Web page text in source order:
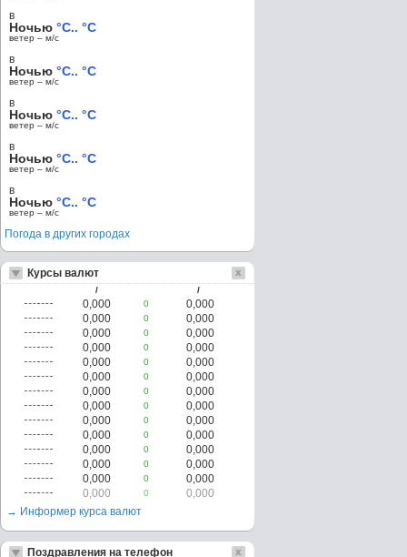
в
Ночью °C.. °C
ветер – м/c
в
Ночью °C.. °C
ветер – м/c
в
Ночью °C.. °C
ветер – м/c
в
Ночью °C.. °C
ветер – м/c
в
Ночью °C.. °C
ветер – м/c
Погода в других городах
Курсы валют
/ /
0,000 0
0,000
0,000
0
0,000
0,000
0
0,000
0,000
0
0,000
0,000
0
0,000
0,000
0
0,000
0,000
0
0,000
0,000
0
0,000
0,000
0
0,000
0,000
0
0,000
0,000
0
0,000
0,000
0
0,000
0,000
0
0,000
0,000
0
0,000
→ Информер курса валют
Поздравления на телефон